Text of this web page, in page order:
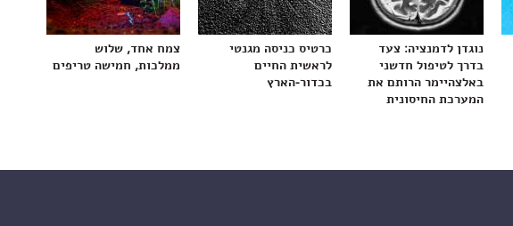
נוגדן לדמנציה: צעד
בדרך לטיפול חדשני
באלצהיימר הרותם את
המערכת החיסונית
כרטיס כניסה מגנטי
לראשית החיים
בכדור-הארץ
צמח אחד, שלוש
ממלכות, חמישה טריפים